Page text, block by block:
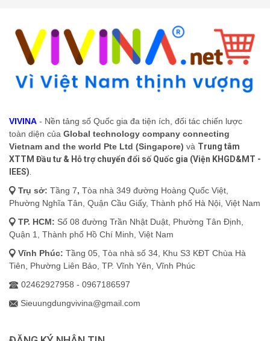
VIVINA - Nền tảng số Quốc gia đa tiện ích, đối tác chiến lược
toàn diện của Global technology company connecting
Vietnam and the world Pte Ltd (Singapore) và Trung tâm
XTTM Đầu tư & Hỗ trợ chuyển đổi số Quốc gia (Viện KHGD&MT -
IEES)
Trụ sở: Tầng 7, Tòa nhà 349 đường Hoàng Quốc Việt,
Phường Nghĩa Tân, Quận Cầu Giấy, Thành phố Hà Nội, Việt Nam
TP. HCM: Số 08 đường Trần Nhật Duật, Phường Tân Định,
Quận 1, Thành phố Hồ Chí Minh, Việt Nam
Vĩnh Phúc: Tầng 05, Tòa nhà số 34, Khu S3 KĐT Chùa Hà
Tiên, Phường Liên Bảo, TP. Vĩnh Yên, Vĩnh Phúc
02462927958 - 0967186597
Sieuungdungvivina@gmail.com